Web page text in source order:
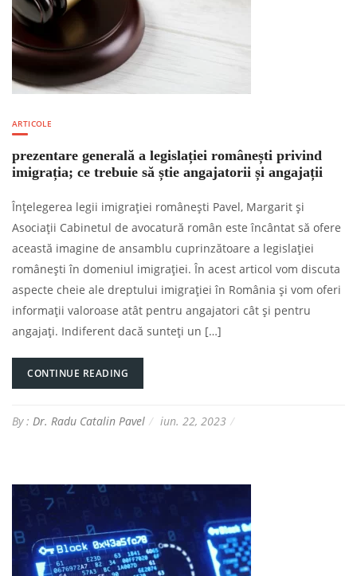
ARTICOLE
prezentare generală a legislației românești privind
imigrația; ce trebuie să știe angajatorii și angajații
Înțelegerea legii imigrației românești Pavel, Margarit și
Asociații Cabinetul de avocatură român este încântat să ofere
această imagine de ansamblu cuprinzătoare a legislației
românești în domeniul imigrației. În acest articol vom discuta
aspecte cheie ale dreptului imigrației în România și vom oferi
informații valoroase atât pentru angajatori cât și pentru
angajați. Indiferent dacă sunteți un […]
CONTINUE READING
By : Dr. Radu Catalin Pavel iun. 22, 2023